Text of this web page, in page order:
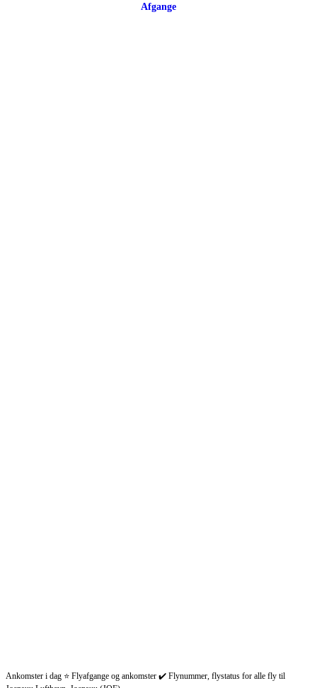
Afgange
Ankomster i dag ⭐ Flyafgange og ankomster ✔️ Flynummer, flystatus for alle fly til